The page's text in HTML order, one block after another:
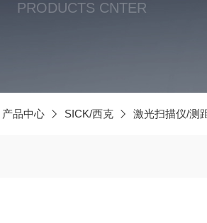
PRODUCTS CNTER
产品中心 SICK/西克 激光扫描仪/测